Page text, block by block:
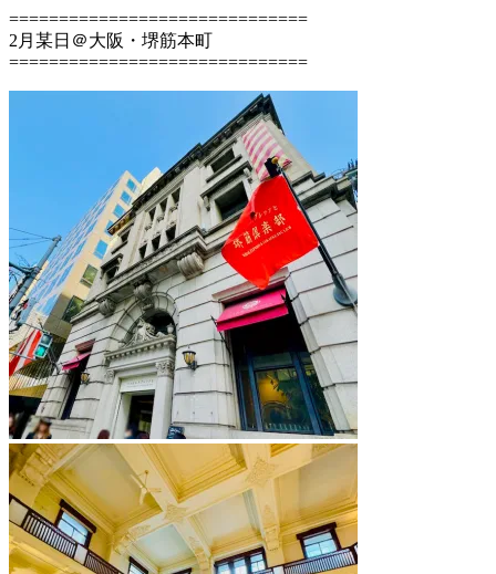
==============================
2月某日＠大阪・堺筋本町
==============================